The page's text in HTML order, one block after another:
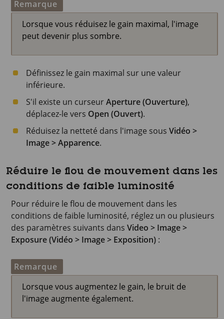
Remarque
Lorsque vous réduisez le gain maximal, l'image
peut devenir plus sombre.
Définissez le gain maximal sur une valeur
inférieure.
S'il existe un curseurAperture (Ouverture),
déplacez-le vers Open (Ouvert).
Réduisez la netteté dans l'image sous Vidéo >
Image > Apparence.
Réduire le flou de mouvement dans les
conditions de faible luminosité
Pour réduire le flou de mouvement dans les
conditions de faible luminosité, réglez un ou plusieurs
des paramètres suivants dans Video > Image >
Exposure (Vidéo > Image > Exposition) :
Remarque
Lorsque vous augmentez le gain, le bruit de
l'image augmente également.